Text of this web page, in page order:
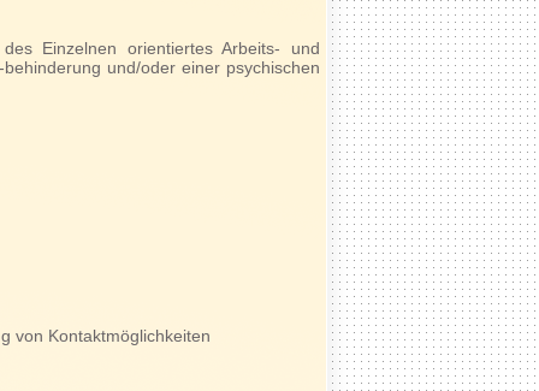
Einzelnen orientiertes Arbeits- und
und/oder einer psychischen
von Kontaktmöglichkeiten